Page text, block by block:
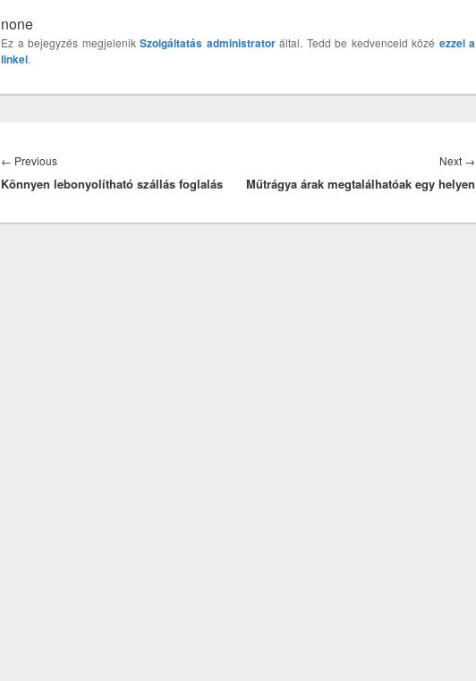
none
Ez a bejegyzés megjelenik Szolgáltatás administratoráltal. Tedd be kedvenceid közé ezzel a
linkel.
navigáció
← PreviousPrevious
post:
Könnyen lebonyolítható szállás foglalás
Next →
Műtrágya árak megtalálhatóak egy helyen